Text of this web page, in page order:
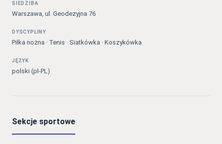
SIEDZIBA
Warszawa, ul. Geodezyjna 76
DYSCYPLINY
Piłka nożna · Tenis · Siatkówka · Koszykówka
JĘZYK
polski (pl-PL)
Sekcje sportowe